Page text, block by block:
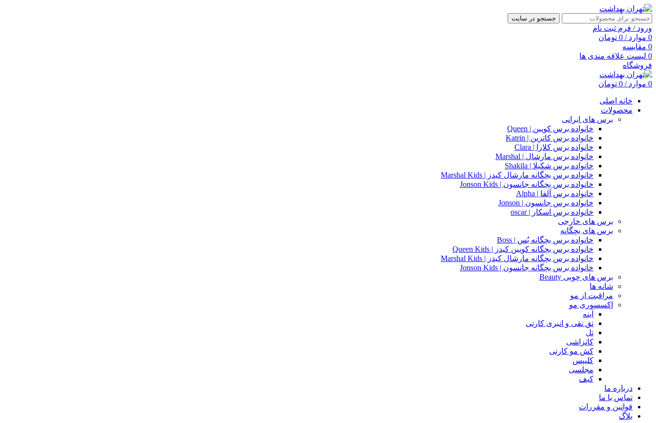
جستجو در سایت
ورود / فرم ثبت نام
0 موارد /
0 تومان
0 مقایسه
0 لیست علاقه مندی ها
فروشگاه
0 موارد /
0 تومان
خانه اصلی
محصولات
برس های ایرانی
خانواده برس کویین | Queen
خانواده برس کاترین | Katrin
خانواده برس کلارا | Clara
خانواده برس مارشال | Marshal
خانواده برس شکیلا | Shakila
خانواده برس بچگانه مارشال کیدز | Marshal Kids
خانواده برس بچگانه جانسون | Jonson Kids
خانواده برس آلفا | Alpha
خانواده برس جانسون | Jonson
خانواده برس اسکار | oscar
برس های خارجی
برس های بچگانه
خانواده برس بچگانه بُس | Boss
خانواده برس بچگانه کویین کیدز | Queen Kids
خانواده برس بچگانه مارشال کیدز | Marshal Kids
خانواده برس بچگانه جانسون | Jonson Kids
برس های چوبی Beauty
شانه ها
مراقبت از مو
اکسسوری مو
آینه
تق تقی و انبری کارتی
تل
کانزاشی
کش مو کارتی
کلیپس
مجلسی
کیف
درباره ما
تماس با ما
قوانین و مقررات
بلاگ